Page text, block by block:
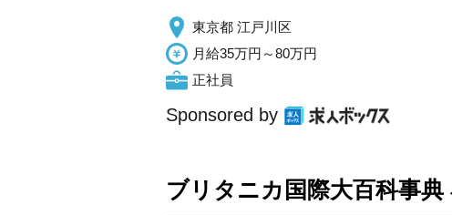
東京都 江戸川区
月給35万円～80万円
正社員
Sponsored by
ブリタニカ国際大百科事典